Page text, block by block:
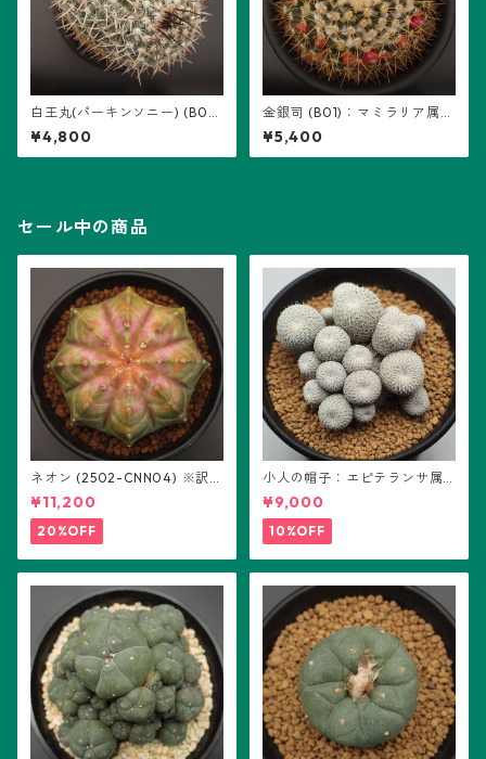
白王丸(パーキンソニー) (B0
1)：マミラリア属 ※実生
¥4,800
金銀司 (B01)：マミラリア属
※実生
¥5,400
セール中の商品
ネオン (2502-CNN04) ※訳あ
り：ギムノカリキウム属 ※実
生
¥11,200
20%OFF
小人の帽子：エピテランサ属
(B01)
¥9,000
10%OFF